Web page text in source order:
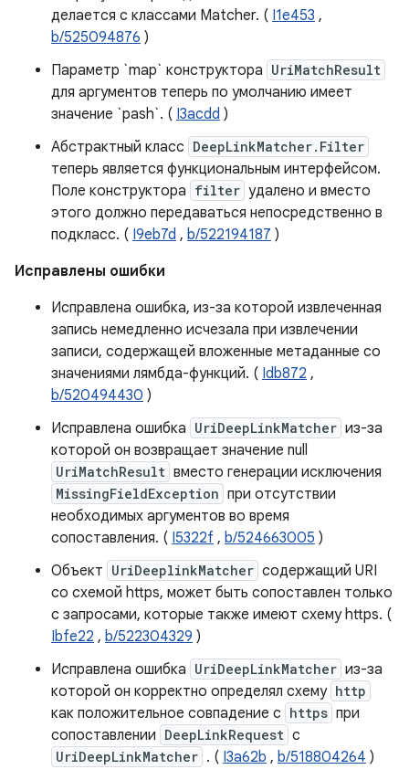
делается с классами Matcher. ( I1e453 ,
b/525094876 )
Параметр `map` конструктора UriMatchResult
для аргументов теперь по умолчанию имеет
значение `pash`. ( I3acdd )
Абстрактный класс DeepLinkMatcher.Filter
теперь является функциональным интерфейсом.
Поле конструктора filter удалено и вместо
этого должно передаваться непосредственно в
подкласс. ( I9eb7d , b/522194187 )
Исправлены ошибки
Исправлена ​​ошибка, из-за которой извлеченная
запись немедленно исчезала при извлечении
записи, содержащей вложенные метаданные со
значениями лямбда-функций. ( Idb872 ,
b/520494430 )
Исправлена ​​ошибка UriDeepLinkMatcher из-за
которой он возвращает значение null
UriMatchResult вместо генерации исключения
MissingFieldException при отсутствии
необходимых аргументов во время
сопоставления. ( I5322f , b/524663005 )
Объект UriDeeplinkMatcher содержащий URI
со схемой https, может быть сопоставлен только
с запросами, которые также имеют схему https. (
Ibfe22 , b/522304329 )
Исправлена ​​ошибка UriDeepLinkMatcher из-за
которой он корректно определял схему http
как положительное совпадение с https при
сопоставлении DeepLinkRequest с
UriDeepLinkMatcher . ( I3a62b , b/518804264 )